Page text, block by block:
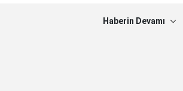
Haberin Devamı